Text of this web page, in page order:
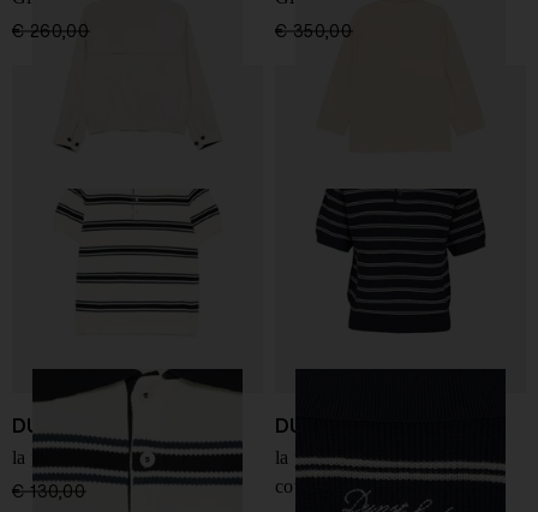
€ 260,00 € 350,00
DUNST
la polo a righe in cotone
€ 130,00
DUNST
la polo a righe in misto
cotone